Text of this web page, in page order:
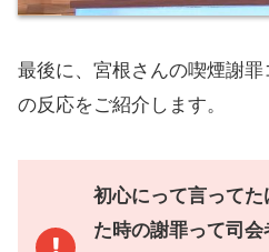
最後に、宮根さんの喫煙謝
の反応をご紹介します。
初心にって言って
た時の謝罪って司